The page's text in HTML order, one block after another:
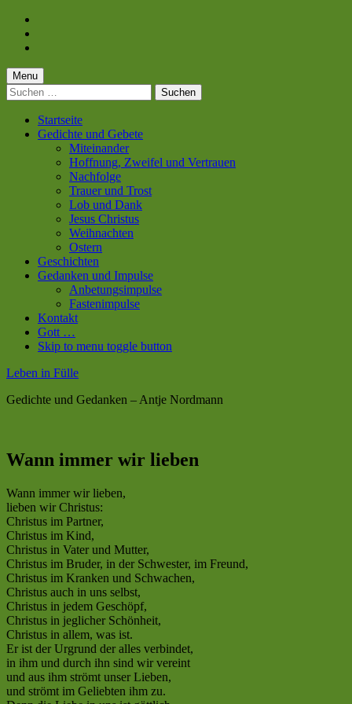
content
footer
Menu
Suchen
nach:
Startseite
Gedichte und Gebete
Miteinander
Hoffnung, Zweifel und Vertrauen
Nachfolge
Trauer und Trost
Lob und Dank
Jesus Christus
Weihnachten
Ostern
Geschichten
Gedanken und Impulse
Anbetungsimpulse
Fastenimpulse
Kontakt
Gott …
Skip to menu toggle button
Leben in Fülle
Gedichte und Gedanken – Antje Nordmann
Wann immer wir lieben
Wann immer wir lieben,
lieben wir Christus:
Christus im Partner,
Christus im Kind,
Christus in Vater und Mutter,
Christus im Bruder, in der Schwester, im Freund,
Christus im Kranken und Schwachen,
Christus auch in uns selbst,
Christus in jedem Geschöpf,
Christus in jeglicher Schönheit,
Christus in allem, was ist.
Er ist der Urgrund der alles verbindet,
in ihm und durch ihn sind wir vereint
und aus ihm strömt unser Lieben,
und strömt im Geliebten ihm zu.